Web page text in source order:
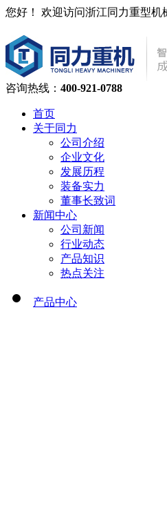
您好！ 欢迎访问浙江同力重型机
咨询热线： 400-921-0788
首页
关于同力
公司介绍
企业文化
发展历程
装备实力
董事长致词
新闻中心
公司新闻
行业动态
产品知识
热点关注
产品中心